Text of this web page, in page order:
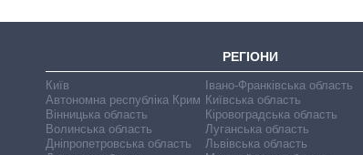
РЕГІОНИ
Київ
Автономна республіка Крим
Вінницька область
Волинська область
Дніпропетровська область
Івано-Франківська область
Київська область
Кіровоградська область
Луганська область
Львівська область